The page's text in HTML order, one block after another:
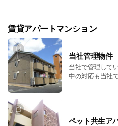
賃貸アパートマンション
当社管理物件
当社で管理して
中の対応も当社
ペット共生ア